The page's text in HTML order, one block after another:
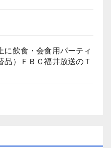
に飲食・会食用パーティ
品）ＦＢＣ福井放送のＴ